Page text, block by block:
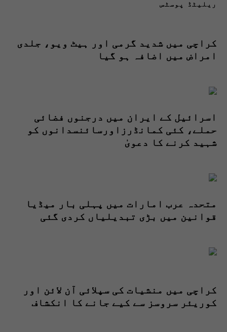
ریلیٹڈ پوسٹس
کراچی میں شدید گرمی اور ہیٹ ویو، جلدی
امراض میں اضافہ ہو گیا
اسرائیل کے ایران میں درجنوں فضائی
حملے، کئی کمانڈرزاورسائنسدانوں کو
شہید کرنے کا دعویٰ
متحدہ عرب امارات میں پہلی بار میڈیا
قوانین میں بڑی تبدیلیاں کردی گئی
کراچی میں منشیات کی سپلائی آن لائن اور
کوریئر سروسز سے کیے جانے کا انکشاف